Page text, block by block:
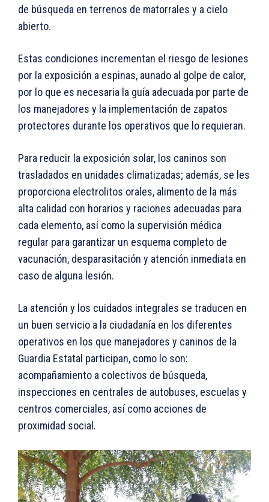
de búsqueda en terrenos de matorrales y a cielo
abierto.
Estas condiciones incrementan el riesgo de lesiones
por la exposición a espinas, aunado al golpe de calor,
por lo que es necesaria la guía adecuada por parte de
los manejadores y la implementación de zapatos
protectores durante los operativos que lo requieran.
Para reducir la exposición solar, los caninos son
trasladados en unidades climatizadas; además, se les
proporciona electrolitos orales, alimento de la más
alta calidad con horarios y raciones adecuadas para
cada elemento, así como la supervisión médica
regular para garantizar un esquema completo de
vacunación, desparasitación y atención inmediata en
caso de alguna lesión.
La atención y los cuidados integrales se traducen en
un buen servicio a la ciudadanía en los diferentes
operativos en los que manejadores y caninos de la
Guardia Estatal participan, como lo son:
acompañamiento a colectivos de búsqueda,
inspecciones en centrales de autobuses, escuelas y
centros comerciales, así como acciones de
proximidad social.